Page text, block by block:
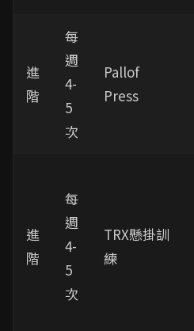
進
階
每
週
4-
5
次
Pallof
Press
進
階
每
週
4-
5
次
TRX懸掛訓
練